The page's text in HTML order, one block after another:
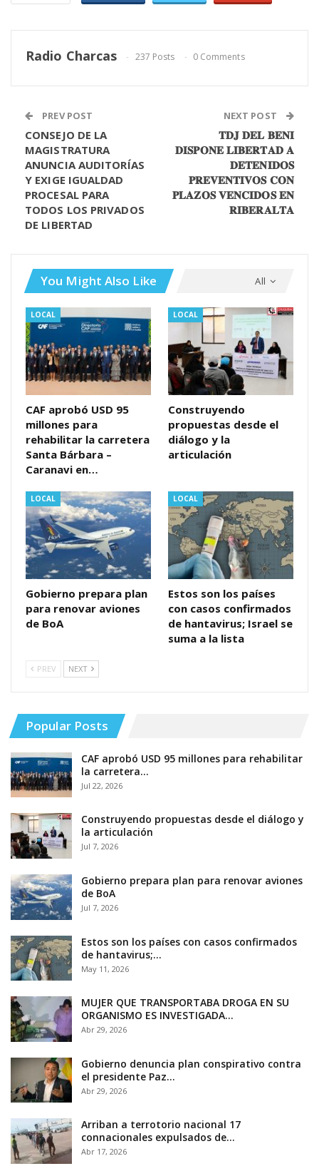
Radio Charcas 237 Posts 0 Comments
PREV POST
CONSEJO DE LA
MAGISTRATURA
ANUNCIA AUDITORÍAS
Y EXIGE IGUALDAD
PROCESAL PARA
TODOS LOS PRIVADOS
DE LIBERTAD
NEXT POST
𝐓𝐃𝐉 𝐃𝐄𝐋 𝐁𝐄𝐍𝐈
𝐃𝐈𝐒𝐏𝐎𝐍𝐄 𝐋𝐈𝐁𝐄𝐑𝐓𝐀𝐃 𝐀
𝐃𝐄𝐓𝐄𝐍𝐈𝐃𝐎𝐒
𝐏𝐑𝐄𝐕𝐄𝐍𝐓𝐈𝐕𝐎𝐒 𝐂𝐎𝐍
𝐏𝐋𝐀𝐙𝐎𝐒 𝐕𝐄𝐍𝐂𝐈𝐃𝐎𝐒 𝐄𝐍
𝐑𝐈𝐁𝐄𝐑𝐀𝐋𝐓𝐀
All
You Might Also Like
LOCAL
CAF aprobó USD 95
millones para
rehabilitar la carretera
Santa Bárbara –
Caranavi en…
LOCAL
Construyendo
propuestas desde el
diálogo y la
articulación
LOCAL
Gobierno prepara plan
para renovar aviones
de BoA
LOCAL
Estos son los países
con casos confirmados
de hantavirus; Israel se
suma a la lista
PREV NEXT
Popular Posts
CAF aprobó USD 95 millones para rehabilitar
la carretera…
Jul 22, 2026
Construyendo propuestas desde el diálogo y
la articulación
Jul 7, 2026
Gobierno prepara plan para renovar aviones
de BoA
Jul 7, 2026
Estos son los países con casos confirmados
de hantavirus;…
May 11, 2026
MUJER QUE TRANSPORTABA DROGA EN SU
ORGANISMO ES INVESTIGADA…
Abr 29, 2026
Gobierno denuncia plan conspirativo contra
el presidente Paz…
Abr 29, 2026
Arriban a terrotorio nacional 17
connacionales expulsados de…
Abr 17, 2026